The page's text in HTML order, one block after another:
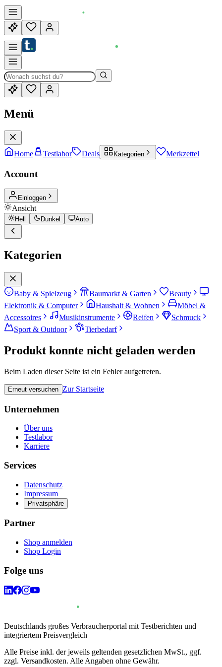
Menü
Home Testlabor Deals Kategorien Merkzettel
Account
Einloggen
Ansicht
Hell Dunkel Auto
Kategorien
Baby & Spielzeug Baumarkt & Garten
Beauty
Elektronik & Computer
Haushalt & Wohnen
Möbel &
Accessoires
Musikinstrumente Reifen
Schmuck
Sport & Outdoor
Tierbedarf
Produkt konnte nicht geladen werden
Beim Laden dieser Seite ist ein Fehler aufgetreten.
Erneut versuchen Zur Startseite
Unternehmen
Über uns
Testlabor
Karriere
Services
Datenschutz
Impressum
Privatsphäre
Partner
Shop anmelden
Shop Login
Folge uns
Deutschlands großes Verbraucherportal mit Testberichten und
integriertem Preisvergleich
Alle Preise inkl. der jeweils geltenden gesetzlichen MwSt., ggf.
zzgl. Versandkosten. Alle Angaben ohne Gewähr.